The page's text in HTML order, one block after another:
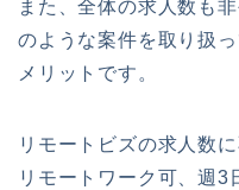
また、全体の求人数も
のような案件を取り扱
メリットです。
リモートビズの求人数
リモートワーク可、週3